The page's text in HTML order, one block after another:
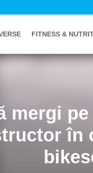
FITNESS &
mergi
în